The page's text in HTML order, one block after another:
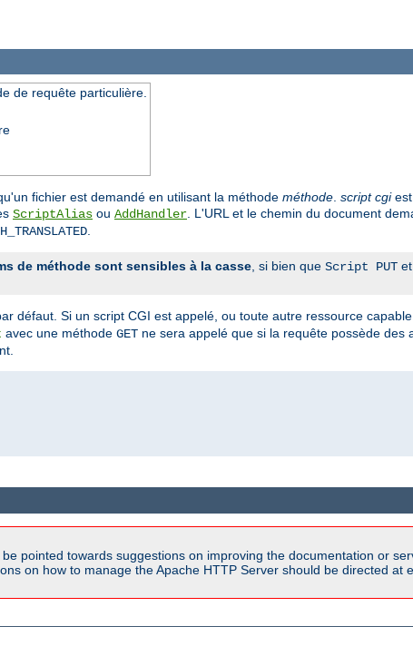
de requête particulière.
fichier est demandé en utilisant la méthode méthode. script cgiest
ScriptAlias ou AddHandler. L'URL et le chemin du document
.
de méthode sont sensibles à la casse, si bien que Script PUT et
défaut. Si un script CGI est appelé, ou toute autre ressource
avec une méthode GET ne sera appelé que si la requête possède des
pointed towards suggestions on improving the documentation or
on how to manage the Apache HTTP Server should be directed